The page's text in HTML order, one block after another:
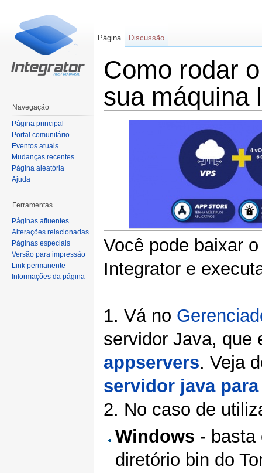
Como rodar
sua máquina
Você pode baixar
Integrator e
1. Vá no
servidor Java, que
appservers. Veja
servidor java
2. No caso de
Windows -
diretório bin do
Página Discussão
Navegação
Página principal
Portal comunitário
Eventos atuais
Mudanças recentes
Página aleatória
Ajuda
Ferramentas
Páginas afluentes
Alterações relacionadas
Páginas especiais
Versão para impressão
Link permanente
Informações da página